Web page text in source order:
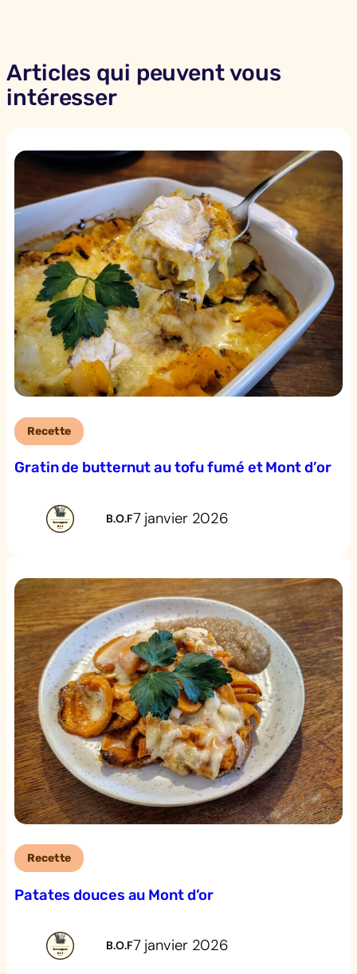
Articles qui peuvent vous
intéresser
Recette
Gratin de butternut au tofu fumé et Mont d’or
B.O.F7 janvier 2026
Recette
Patates douces au Mont d’or
B.O.F7 janvier 2026